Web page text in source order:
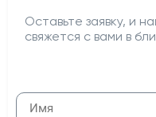
Оставьте заявку, и
свяжется с вами в